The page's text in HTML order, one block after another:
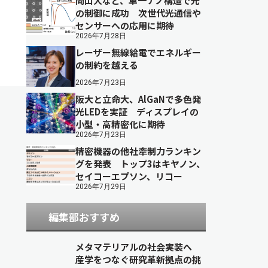
の制御に成功 次世代光通信や
センサーへの応用に期待
2026年7月28日
レーザー無線給電でエネルギー
の制約を越える
2026年7月23日
阪大と立命大、AlGaNで多色発
光LEDを実証 ディスプレイの
小型・高精密化に期待
2026年7月23日
精密機器の他社牽制力ランキン
グを発表 トップ3はキヤノン、
セイコーエプソン、リコー
2026年7月29日
編集部おすすめ
メタマテリアルの社会実装へ
産学をつなぐ研究革新拠点の挑